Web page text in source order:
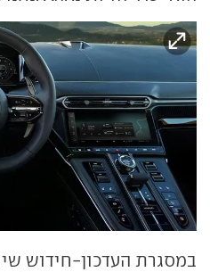
במסגרת העדכון-חידוש